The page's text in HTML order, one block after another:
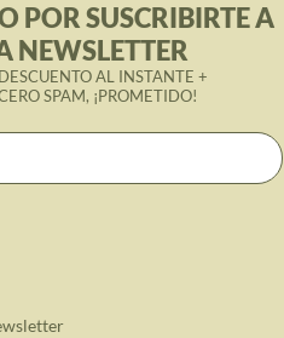
POR SUSCRIBIRTE A
NEWSLETTER
AL INSTANTE +
SPAM, ¡PROMETIDO!